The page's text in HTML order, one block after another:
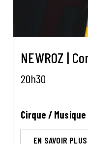
NEWROZ |
20h30
Cirque / Musique
EN SAVOIR PLUS